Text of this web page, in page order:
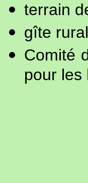
terrain
gîte rural
Comité
pour